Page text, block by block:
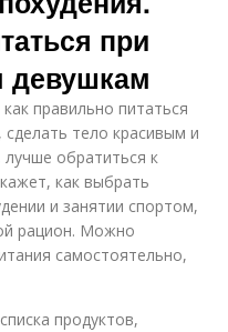
при
девушкам
правильно питаться
сделать тело красивым и
обратиться к
как выбрать
и занятии спортом,
рацион. Можно
самостоятельно,
продуктов,